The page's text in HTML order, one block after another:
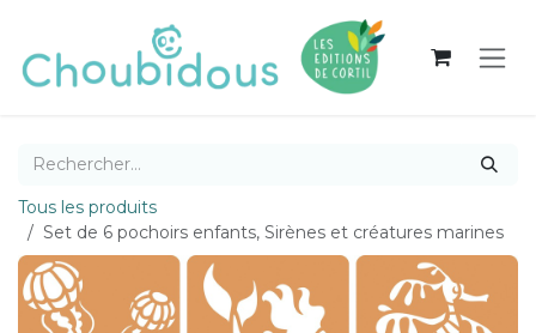
Tous les produits
Set de 6 pochoirs enfants, Sirènes et créatures marines